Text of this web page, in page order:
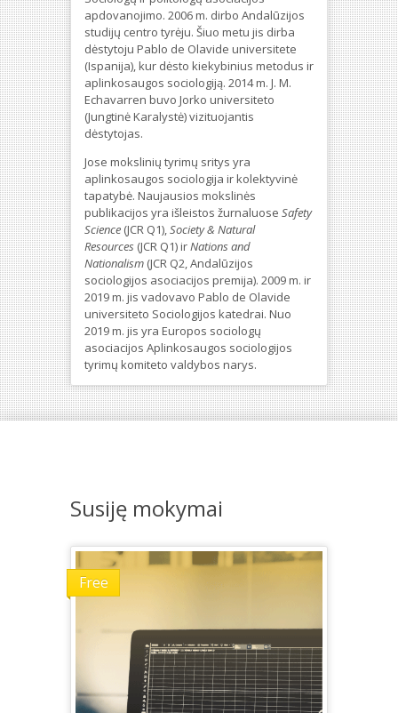
apdovanojimo. 2006 m. dirbo Andalūzijos
studijų centro tyrėju. Šiuo metu jis dirba
dėstytoju Pablo de Olavide universitete
(Ispanija), kur dėsto kiekybinius metodus ir
aplinkosaugos sociologiją. 2014 m. J. M.
Echavarren buvo Jorko universiteto
(Jungtinė Karalystė) vizituojantis
dėstytojas.
Jose mokslinių tyrimų sritys yra
aplinkosaugos sociologija ir kolektyvinė
tapatybė. Naujausios mokslinės
publikacijos yra išleistos žurnaluose Safety
Science (JCR Q1),Society & Natural
Resources (JCR Q1) irNations and
Nationalism (JCR Q2, Andalūzijos
sociologijos asociacijos premija). 2009 m. ir
2019 m. jis vadovavo Pablo de Olavide
universiteto Sociologijos katedrai. Nuo
2019 m. jis yra Europos sociologų
asociacijos Aplinkosaugos sociologijos
tyrimų komiteto valdybos narys.
Susiję mokymai
Free